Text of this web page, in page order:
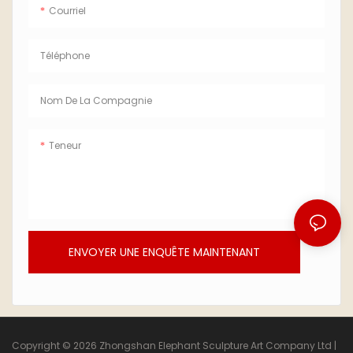
Courriel
Téléphone
Nom De La Compagnie
Teneur
ENVOYER UNE ENQUÊTE MAINTENANT
Copyright © 2026 Zhongshan Elephant Sculpture Art Company Ltd |